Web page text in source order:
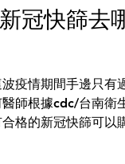
），病人可能一線
可能到四、五年。
藥物，一線治療有
有效的肺癌標靶藥
用的討論也逐漸增
則上吃止瀉藥即可
科醫師，滴藥水或
冠快篩去
疫情期間手邊只有
師根據cdc/台南衛
格的新冠快篩可以